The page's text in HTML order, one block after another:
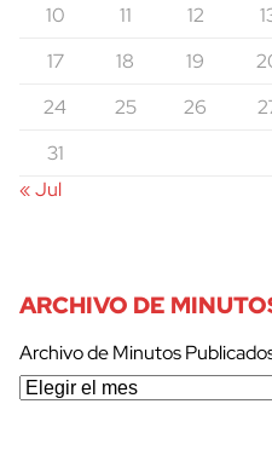
10
11 12
17
18 19
24
25 26
31
« Jul
ARCHIVO DE
Archivo de Minutos